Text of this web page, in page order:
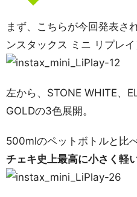
まず、こちらが今回発表さ
ンスタックス ミニ リプレイ
左から、STONE WHITE、
GOLDの3色展開。
500mlのペットボトルと比
チェキ史上最高に小さく軽